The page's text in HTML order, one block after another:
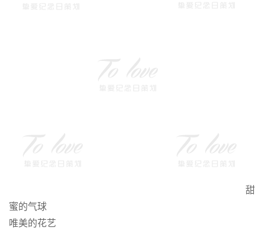
甜
蜜的气球
唯美的花艺